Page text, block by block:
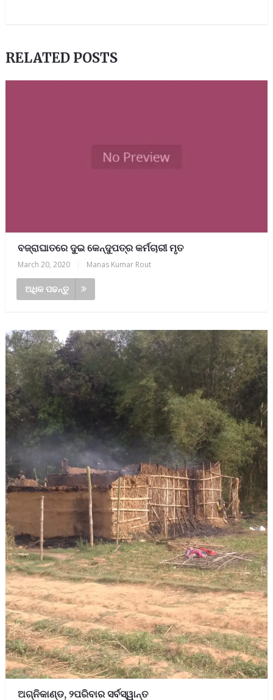
RELATED POSTS
ବଜ୍ରାଘାତରେ ଦୁଇ କେନ୍ଦୁପତ୍ର କର୍ମଚାରୀ ମୃତ
March 20, 2020 Manas Kumar Rout
ଅଧିକ ପଢନ୍ତୁ
ଅଗ୍ନିକାଣ୍ଡ, ୨ପରିବାର ସର୍ବସ୍ୱାନ୍ତ